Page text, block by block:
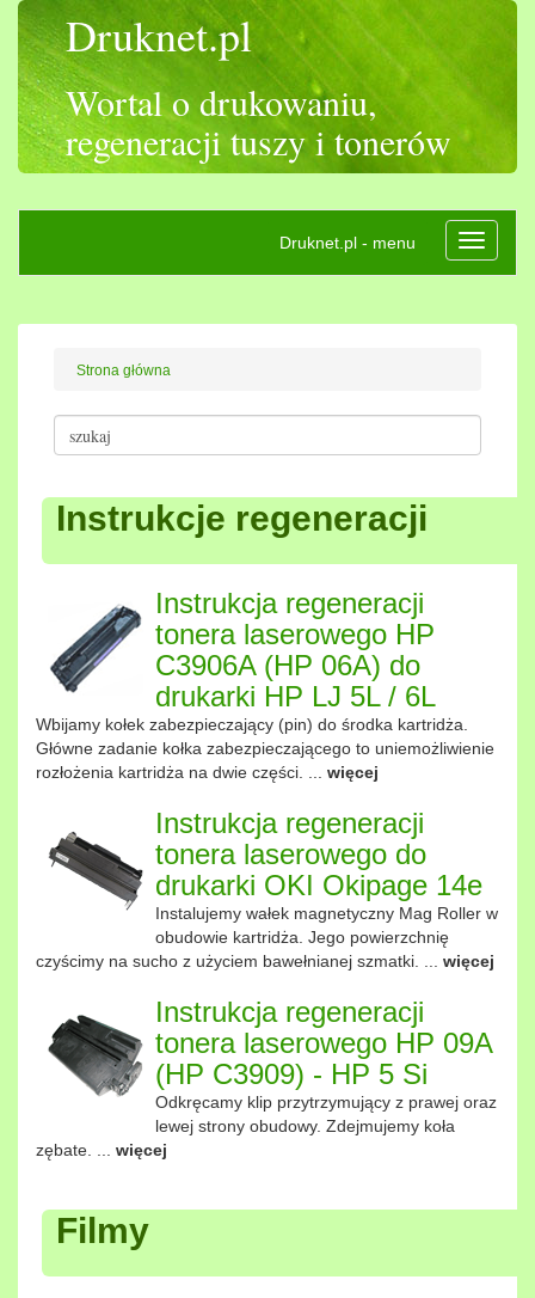
Druknet.pl
Wortal o drukowaniu,
regeneracji tuszy i tonerów
Rozwiń
Druknet.pl - menu
Strona główna
Instrukcje regeneracji
Instrukcja regeneracji
tonera laserowego HP
C3906A (HP 06A) do
drukarki HP LJ 5L / 6L
Wbijamy kołek zabezpieczający (pin) do środka kartridża.
Główne zadanie kołka zabezpieczającego to uniemożliwienie
rozłożenia kartridża na dwie części. ... więcej
Instrukcja regeneracji
tonera laserowego do
drukarki OKI Okipage 14e
Instalujemy wałek magnetyczny Mag Roller w
obudowie kartridża. Jego powierzchnię
czyścimy na sucho z użyciem bawełnianej szmatki. ... więcej
Instrukcja regeneracji
tonera laserowego HP 09A
(HP C3909) - HP 5 Si
Odkręcamy klip przytrzymujący z prawej oraz
lewej strony obudowy. Zdejmujemy koła
zębate. ... więcej
Filmy